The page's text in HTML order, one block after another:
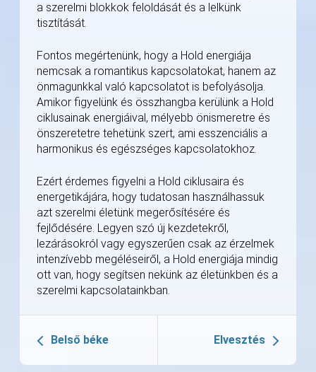
a szerelmi blokkok feloldását és a lelkünk
tisztítását.
Fontos megértenünk, hogy a Hold energiája
nemcsak a romantikus kapcsolatokat, hanem az
önmagunkkal való kapcsolatot is befolyásolja.
Amikor figyelünk és összhangba kerülünk a Hold
ciklusainak energiáival, mélyebb önismeretre és
önszeretetre tehetünk szert, ami esszenciális a
harmonikus és egészséges kapcsolatokhoz.
Ezért érdemes figyelni a Hold ciklusaira és
energetikájára, hogy tudatosan használhassuk
azt szerelmi életünk megerősítésére és
fejlődésére. Legyen szó új kezdetekről,
lezárásokról vagy egyszerűen csak az érzelmek
intenzívebb megéléseiről, a Hold energiája mindig
ott van, hogy segítsen nekünk az életünkben és a
szerelmi kapcsolatainkban.
Belső béke Elvesztés